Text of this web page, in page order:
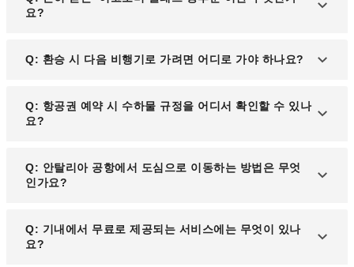
요?
A: 장시간 좁은 좌석에서 같은 자세로 앉아 있으면 다
질환입니다. 기내에서 가끔씩 손발을 움직이고 충분
한 수분을 섭취하면 예방할 수 있습니다.
Q: 환승 시 다음 비행기로 가려면 어디로 가야 하나요?
A: 환승 공항에 도착한 후 공항 내에 표시된 안내판이
나 전광판의 시간표를 참고하시기 바랍니다.
Q: 항공권 예약 시 수하물 규정을 어디서 확인할 수 있나
요?
A: 항공사마다 수하물 규정이 다르므로, 항공권 예약
시 해당 항공사의 공식 홈페이지나 예약 시스템에서
Q: 안탈리아 공항에서 도심으로 이동하는 방법은 무엇
인가요?
A: 안탈리아 공항에서는 셔틀버스, 택시, 렌터카 등을
통해 약 20~30분 내에 도심으로 이동할 수 있습니다.
Q: 기내에서 무료로 제공되는 서비스에는 무엇이 있나
요?